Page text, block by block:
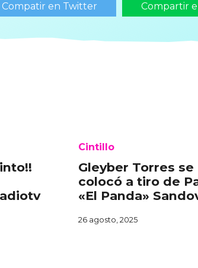
Compatir en Twitter Compartir
Cintillo
Gleyber Torres se
colocó a tiro de
«El Panda»
26 agosto, 2025